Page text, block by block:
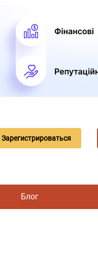
Зарегистрироваться
Блог